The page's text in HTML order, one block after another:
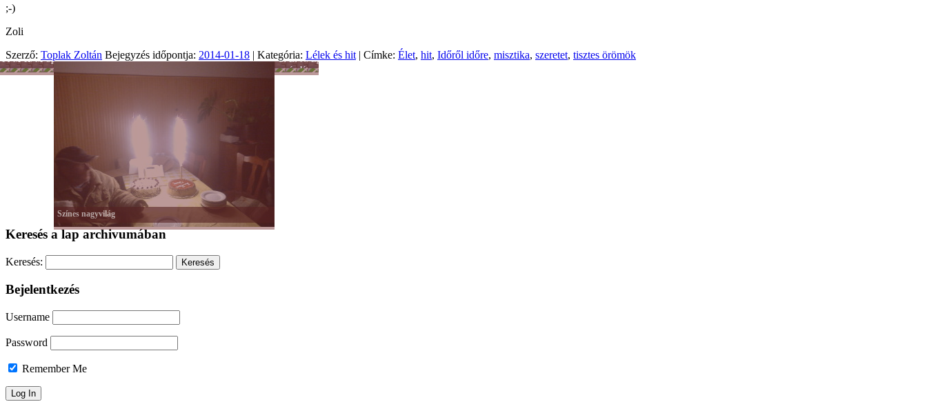
;-)
Zoli
Szerző: Toplak Zoltán Bejegyzés időpontja: 2014-01-18 | Kategória: Lélek és hit | Címke: Élet, hit, Időről időre, misztika, szeretet, tisztes örömök
Férfiszellem
Mai
család
HobbiMunka
Sport
-
Színes nagyvilág
Önkéntesség
Lélek
és
Női
lét
Egyéb
Keresés a lap archivumában
Keresés:
Bejelentkezés
Username
Password
Remember Me